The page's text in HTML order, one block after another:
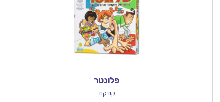
פלונטר
קודקוד